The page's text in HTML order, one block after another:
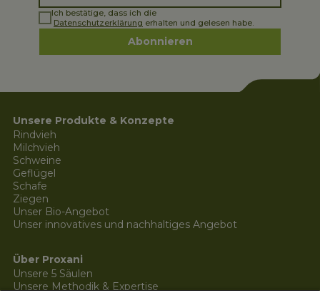
Ich bestätige, dass ich die
Datenschutzerklärung erhalten und gelesen habe.
Abonnieren
Unsere Produkte & Konzepte
Rindvieh
Milchvieh
Schweine
Geflügel
Schafe
Ziegen
Unser Bio-Angebot
Unser innovatives und nachhaltiges Angebot
Über Proxani
Unsere 5 Säulen
Unsere Methodik & Expertise